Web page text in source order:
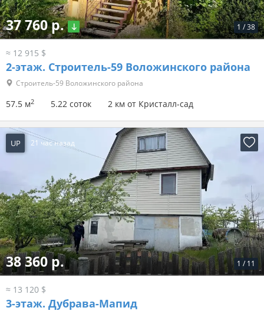
1 /38
37 760 р.
≈ 12 915 $
2-этаж. Строитель-59 Воложинского района
Строитель-59 Воложинского района
57.5 м2 5.22 соток 2 км от Кристалл-сад
UP 21 час назад
1 / 11
38 360 р.
≈ 13 120 $
3-этаж. Дубрава-Мапид